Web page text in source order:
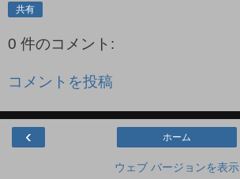
共有
0 件のコメント:
コメントを投稿
‹ ホーム
ウェブ バージョンを表示